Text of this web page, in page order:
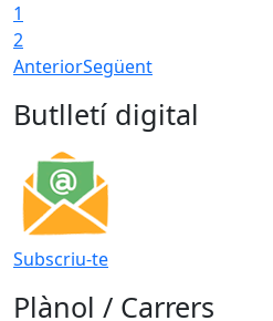
1
2
AnteriorSegüent
Butlletí digital
Subscriu-te
Plànol / Carrers